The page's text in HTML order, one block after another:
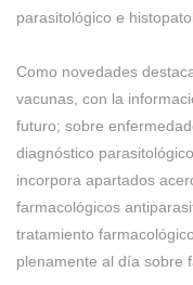
parasitológico e
Como novedades
vacunas, con la
futuro; sobre
diagnóstico
incorpora apartados
farmacológicos
tratamiento
plenamente al día sobre